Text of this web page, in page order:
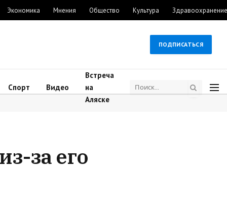
Экономика Мнения Общество Культура Здравоохранение
ПОДПИСАТЬСЯ
Спорт Видео
Встреча
на
Аляске
за его